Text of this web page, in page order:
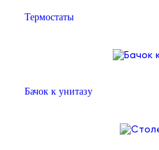
Термостаты
Бачок к унитазу